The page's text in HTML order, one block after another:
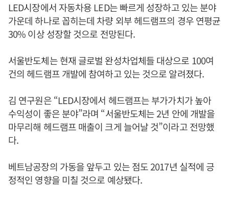
LED시장에서 자동차용 LED는 빠르게 성장하고 있는 분야
가운데 하나로 꼽히는데 차량 외부 헤드램프의 경우 연평균
30% 이상 성장할 것으로 전망된다.
서울반도체는 현재 글로벌 완성차업체들 대상으로 100여
건의 헤드램프 개발에 참여하고 있는 것으로 알려졌다.
김 연구원은 “LED시장에서 헤드램프는 부가가치가 높아
수익성이 좋은 분야”라며 “서울반도체는 2년 안에 개발을
마무리해 헤드램프 매출이 크게 늘어날 것”이라고 전망했
다.
베트남공장의 가동을 앞두고 있는 점도 2017년 실적에 긍
정적인 영향을 미칠 것으로 예상됐다.